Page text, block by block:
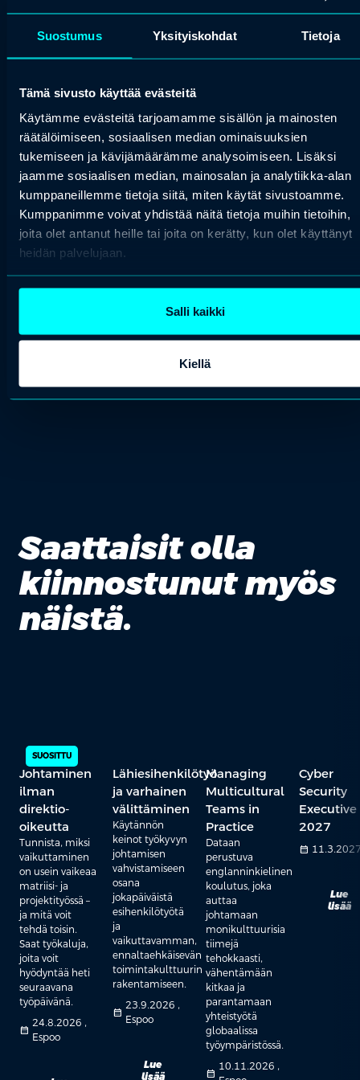
Suostumus Yksityiskohdat Tietoja
Tämä sivusto käyttää evästeitä
Käytämme evästeitä tarjoamamme sisällön ja mainosten
räätälöimiseen, sosiaalisen median ominaisuuksien
tukemiseen ja kävijämäärämme analysoimiseen. Lisäksi
jaamme sosiaalisen median, mainosalan ja analytiikka-alan
kumppaneillemme tietoja siitä, miten käytät sivustoamme.
Kumppanimme voivat yhdistää näitä tietoja muihin tietoihin,
joita olet antanut heille tai joita on kerätty, kun olet käyttänyt
heidän palvelujaan.
Salli kaikki
Kiellä
Osta liput arrow_forward
NORMAALI
N/A
Osta liput arrow_forward
Saattaisit olla
kiinnostunut myös
näistä.
SUOSITTU
Johtaminen
ilman
direktio-
oikeutta
Tunnista, miksi
vaikuttaminen
on usein vaikeaa
matriisi- ja
projektityössä –
ja mitä voit
tehdä toisin.
Saat työkaluja,
joita voit
hyödyntää heti
seuraavana
työpäivänä.
calendar_month
24.8.2026 ,
Espoo
Lähiesihenkilötyö
ja varhainen
välittäminen
Käytännön
keinot työkyvyn
johtamisen
vahvistamiseen
osana
jokapäiväistä
esihenkilötyötä
ja
vaikuttavamman,
ennaltaehkäisevän
toimintakulttuurin
rakentamiseen.
calendar_month
23.9.2026 ,
Espoo
Lue
lisää
Managing
Multicultural
Teams in
Practice
Dataan
perustuva
englanninkielinen
koulutus, joka
auttaa
johtamaan
monikulttuurisia
tiimejä
tehokkaasti,
vähentämään
kitkaa ja
parantamaan
yhteistyötä
globaalissa
työympäristössä.
calendar_month
10.11.2026 ,
Cyber
Security
Executive
2027
calendar_month
Lue
lisää